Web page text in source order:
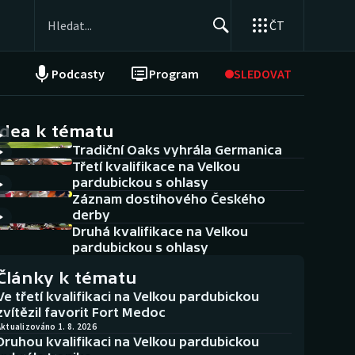
ČT
Podcasty Program SLEDOVAT
NEPŘEHLÉDNĚTE
Historické návraty
Aplikace ČT sport
AZ kvíz
k tématu
Tradiční Oaks vyhrála Germanica
Třetí kvalifikace na Velkou
pardubickou s ohlasy
Záznam dostihového Českého
derby
Druhá kvalifikace na Velkou
pardubickou s ohlasy
k tématu
třetí kvalifikaci na Velkou pardubickou
favorit Fort Medoc
1. 8. 2026
kvalifikaci na Velkou pardubickou